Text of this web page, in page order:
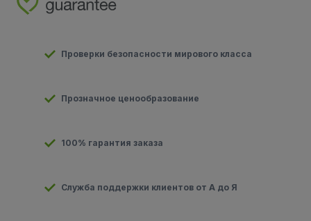
Проверки безопасности мирового класса
Прозначное ценообразование
100% гарантия заказа
Служба поддержки клиентов от А до Я